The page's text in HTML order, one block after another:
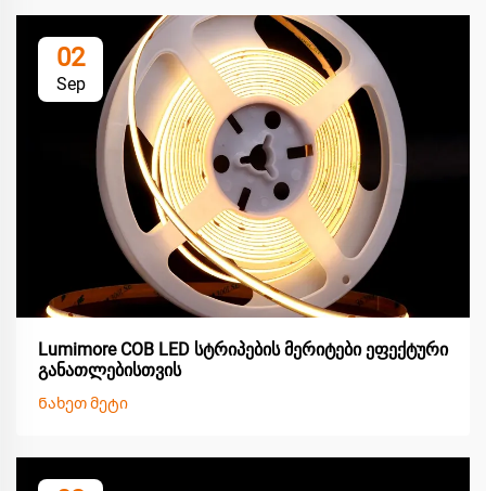
02
Sep
Lumimore COB LED სტრიპების მერიტები ეფექტური
განათლებისთვის
Ნახეთ მეტი